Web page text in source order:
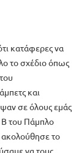
κατάφερες να
το σχέδιο όπως
και
σε όλους εμάς
του Πάμπλο
το
να τους